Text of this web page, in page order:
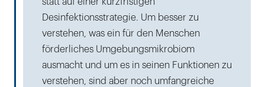
statt auf einer kurzfristigen
Desinfektionsstrategie. Um besser zu
verstehen, was ein für den Menschen
förderliches Umgebungsmikrobiom
ausmacht und um es in seinen Funktionen zu
verstehen, sind aber noch umfangreiche